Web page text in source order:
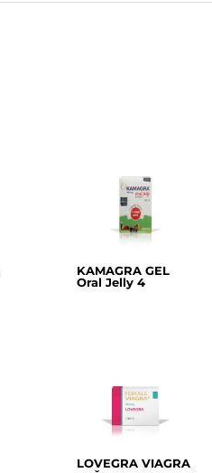
KAMAGRA GEL
Oral Jelly 4
LOVEGRA VIAGRA